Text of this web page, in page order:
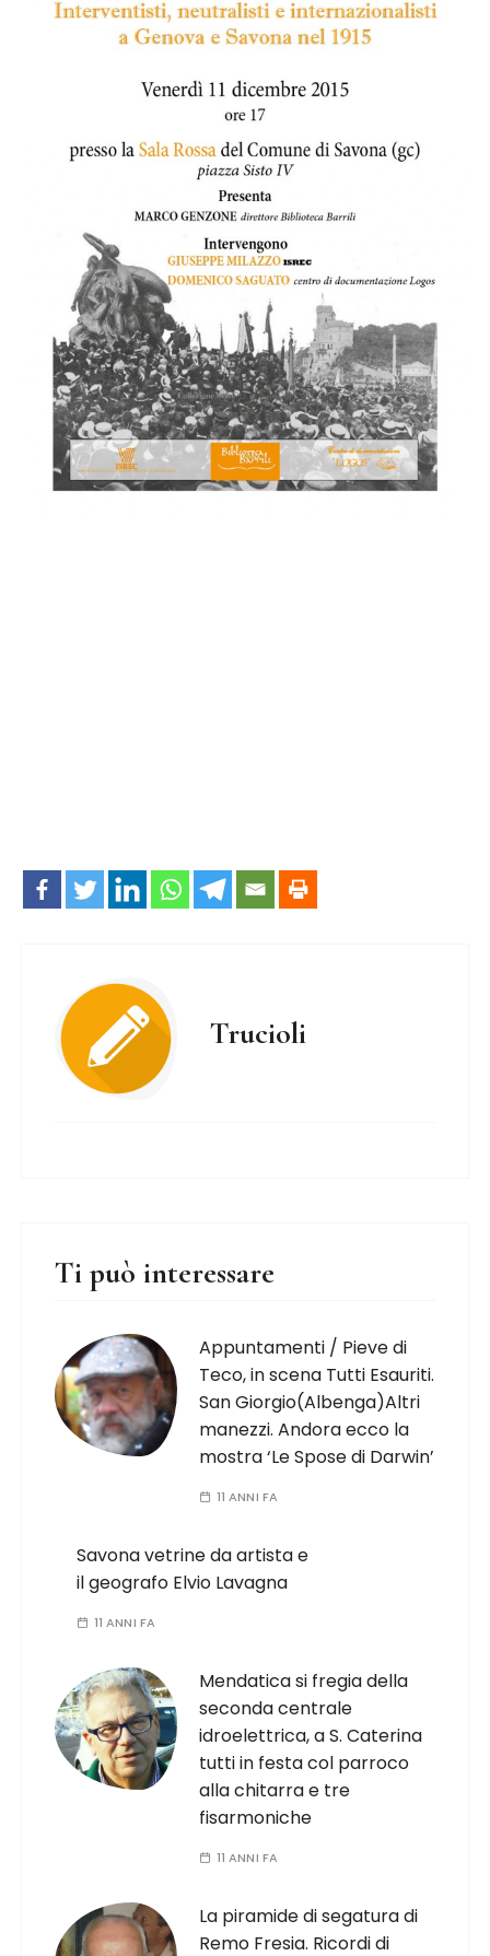
Trucioli
Ti può interessare
Appuntamenti / Pieve di
Teco, in scena Tutti Esauriti.
San Giorgio(Albenga)Altri
manezzi. Andora ecco la
mostra ‘Le Spose di Darwin’
11 ANNI FA
Savona vetrine da artista e
il geografo Elvio Lavagna
11 ANNI FA
Mendatica si fregia della
seconda centrale
idroelettrica, a S. Caterina
tutti in festa col parroco
alla chitarra e tre
fisarmoniche
11 ANNI FA
La piramide di segatura di
Remo Fresia. Ricordi di